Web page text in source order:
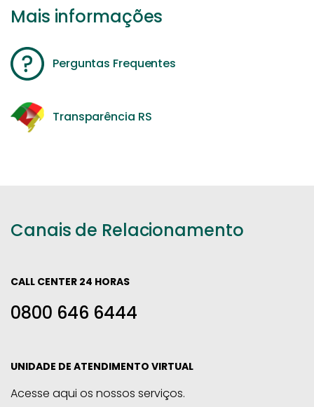
Mais informações
Perguntas Frequentes
Transparência RS
Canais de Relacionamento
CALL CENTER 24 HORAS
0800 646 6444
UNIDADE DE ATENDIMENTO VIRTUAL
Acesse aqui os nossos serviços.